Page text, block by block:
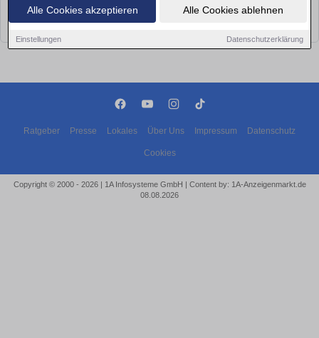
Alle Cookies akzeptieren Alle Cookies ablehnen
Einstellungen Datenschutzerklärung
Leider konnten wir derzeit keine passenden Objekte finden. Schauen Sie
bald wieder vorbei!
Ratgeber Presse Lokales Über Uns Impressum Datenschutz
Cookies
Copyright © 2000 - 2026 | 1A Infosysteme GmbH | Content by: 1A-Anzeigenmarkt.de
08.08.2026